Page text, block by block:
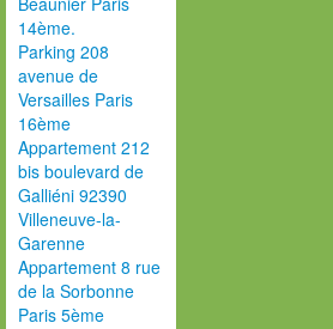
14ème.
Parking 208
avenue de
Versailles Paris
16ème
Appartement 212
bis boulevard de
Galliéni 92390
Villeneuve-la-
Garenne
Appartement 8 rue
de la Sorbonne
Paris 5ème